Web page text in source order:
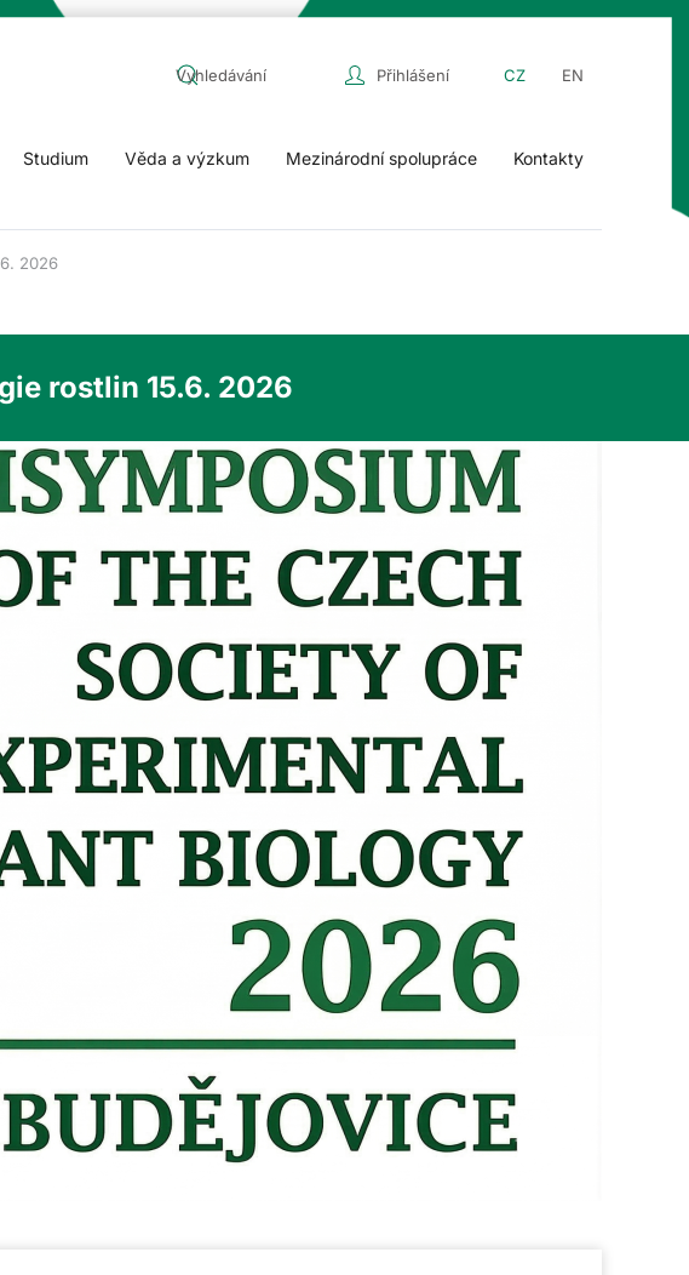
Přihlášení CZ EN
Studium Věda a výzkum Mezinárodní spolupráce Kontakty
2026
rostlin 15.6. 2026